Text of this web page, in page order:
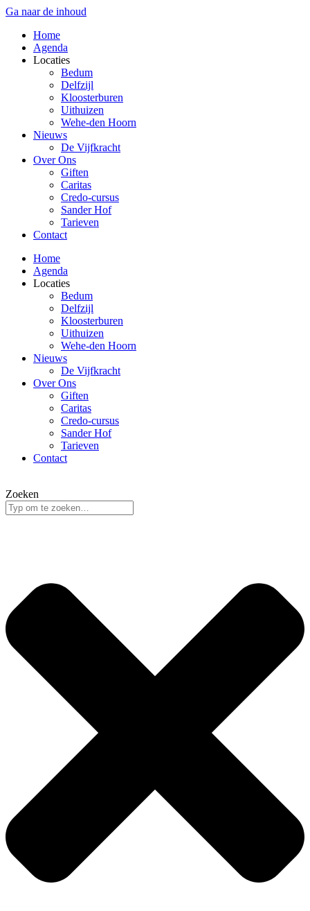
Ga naar de inhoud
Home
Agenda
Locaties
Bedum
Delfzijl
Kloosterburen
Uithuizen
Wehe-den Hoorn
Nieuws
De Vijfkracht
Over Ons
Giften
Caritas
Credo-cursus
Sander Hof
Tarieven
Contact
Home
Agenda
Locaties
Bedum
Delfzijl
Kloosterburen
Uithuizen
Wehe-den Hoorn
Nieuws
De Vijfkracht
Over Ons
Giften
Caritas
Credo-cursus
Sander Hof
Tarieven
Contact
Zoeken